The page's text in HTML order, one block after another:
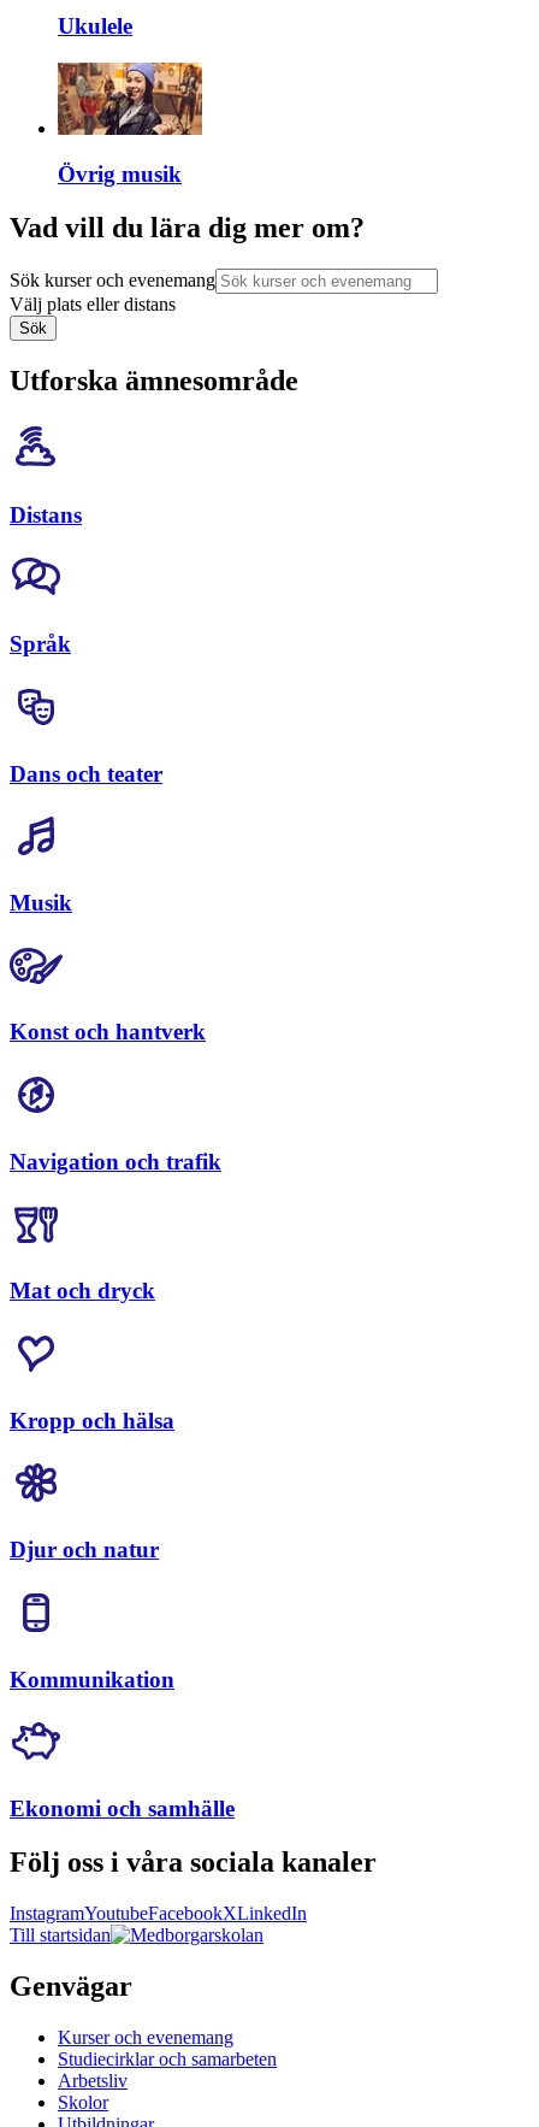
Ukulele
Övrig musik
Vad vill du lära dig mer om?
Sök kurser och evenemang
Välj plats eller distans
Sök
Utforska ämnesområde
Distans
Språk
Dans och teater
Musik
Konst och hantverk
Navigation och trafik
Mat och dryck
Kropp och hälsa
Djur och natur
Kommunikation
Ekonomi och samhälle
Följ oss i våra sociala kanaler
InstagramYoutubeFacebookXLinkedIn
Till startsidan
Genvägar
Kurser och evenemang
Studiecirklar och samarbeten
Arbetsliv
Skolor